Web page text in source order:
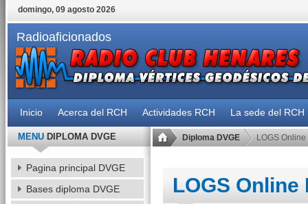
domingo, 09 agosto 2026
Radioaficionados
Inicio Acerca del RCH Actividades RCH La sede del RCH
Diploma DVGE LOGS Online
LOGS Online
MENUDIPLOMA DVGE
Pagina principal DVGE
Bases diploma DVGE